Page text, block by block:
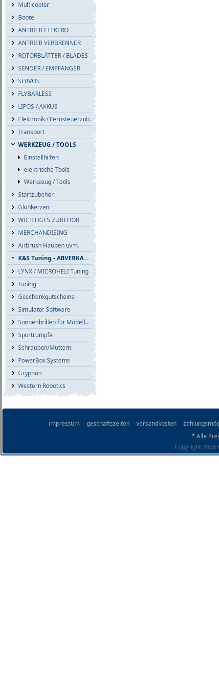
Multicopter
Boote
ANTRIEB ELEKTRO
ANTRIEB VERBRENNER
ROTORBLÄTTER / BLADES
SENDER / EMPFÄNGER
SERVOS
FLYBARLESS
LIPOS / AKKUS
Elektronik / Fernsteuerzub.
Transport
WERKZEUG / TOOLS
Einstellhilfen
elektrische Tools
Werkzeug / Tools
Startzubehör
Glühkerzen
WICHTIGES ZUBEHÖR
MERCHANDISING
Airbrush Hauben uvm.
K&S Tuning - ABVERKAUF
LYNX / MICROHELI Tuning
Tuning
Geschenkgutscheine
Simulator Software
Sonnenbrillen für Modellflieger
Sportrümpfe
Schrauben/Muttern
PowerBox Systems
Gryphon
Western Robotics
impressum geschäftszeiten versandkosten
* Alle
Copyright 2026